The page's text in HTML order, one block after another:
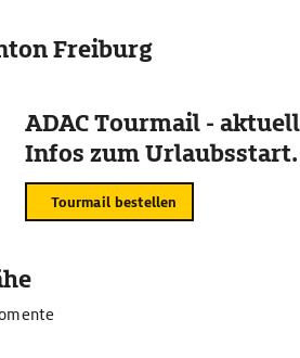
Freiburg
ADAC Tourmail -
Infos zum Urlaubsstart.
Tourmail bestellen